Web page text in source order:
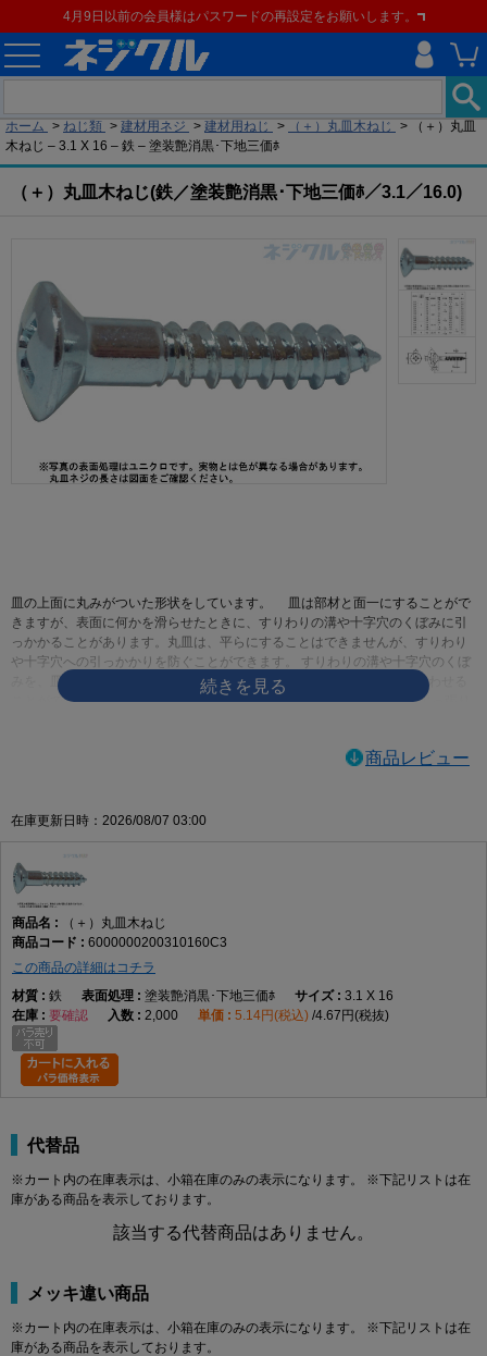
4月9日以前の会員様はパスワードの再設定をお願いします。
ホーム > ねじ類 > 建材用ネジ > 建材用ねじ > （＋）丸皿木ねじ >
（＋）丸皿
木ねじ – 3.1 X 16 – 鉄 – 塗装艶消黒･下地三価ﾎ
（＋）丸皿木ねじ(鉄／塗装艶消黒･下地三価ﾎ／3.1／16.0)
皿の上面に丸みがついた形状をしています。 皿は部材と面一にすることがで
きますが、表面に何かを滑らせたときに、すりわりの溝や十字穴のくぼみに引
っかかることがあります。丸皿は、平らにすることはできませんが、すりわり
や十字穴への引っかかりを防ぐことができます。 すりわりの溝や十字穴のくぼ
みを、皿より深くすることができるので、ドライバーとしっかりかみ合わせる
ことができます。 皿と比べて出っ張るとはいっても、なべと比べれば出っ張り
商品レビュー
在庫更新日時：2026/08/07 03:00
（＋）丸皿木ねじ
6000000200310160C3
この商品の詳細はコチラ
鉄
塗装艶消黒･下地三価ﾎ
3.1 X 16
要確認
2,000 5.14円(税込) 4.67円(税抜)
代替品
※カート内の在庫表示は、小箱在庫のみの表示になります。 ※下記リストは在
庫がある商品を表示しております。
該当する代替商品はありません。
メッキ違い商品
※カート内の在庫表示は、小箱在庫のみの表示になります。 ※下記リストは在
庫がある商品を表示しております。